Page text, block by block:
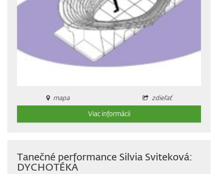
mapa
zdieľať
Viac informácii
Tanečné performance Silvia Sviteková:
DYCHOTÉKA